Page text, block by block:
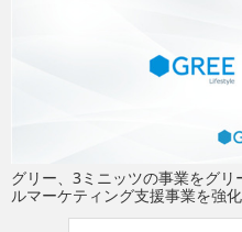
グリー、3ミニッツの事業をグ
ルマーケティング支援事業を強化